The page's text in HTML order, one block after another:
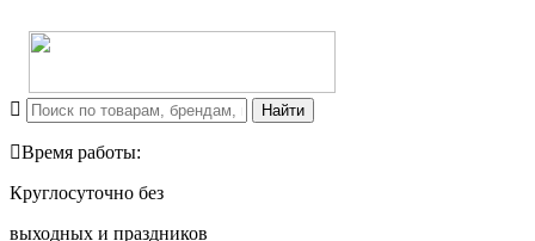
Время работы:
Круглосуточно без
выходных и праздников